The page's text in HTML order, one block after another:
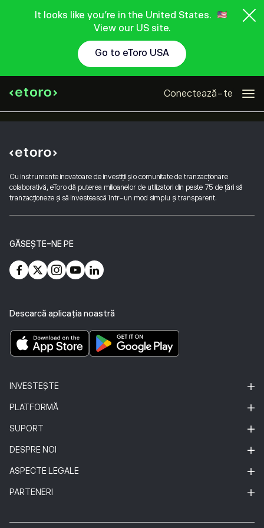
It looks like you're in the United States.
View our US site.
Go to eToro USA
Conectează-te
Cu instrumente inovatoare de investiții și o comunitate de tranzacționare
colaborativă, eToro dă puterea milioanelor de utilizatori din peste 75 de țări să
tranzacționeze și să investească într-un mod simplu și transparent.
GĂSEȘTE-NE PE
Descarcă aplicația noastră
INVESTEȘTE
PLATFORMĂ
SUPORT
DESPRE NOI
ASPECTE LEGALE
PARTENERI